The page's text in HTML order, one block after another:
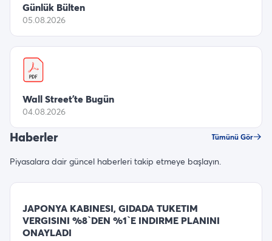
Günlük Bülten
05.08.2026
Wall Street’te Bugün
04.08.2026
Haberler Tümünü Gör
Piyasalara dair güncel haberleri takip etmeye başlayın.
JAPONYA KABINESI, GIDADA TUKETIM
VERGISINI %8`DEN %1`E INDIRME PLANINI
ONAYLADI